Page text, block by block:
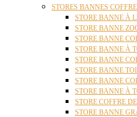
STORES BANNES
STORE BANNE À
STORE BANNE
STORE BANNE
STORE BANNE À
STORE BANNE
STORE BANNE
STORE BANNE
STORE BANNE À
STORE COFFRE
STORE BANNE